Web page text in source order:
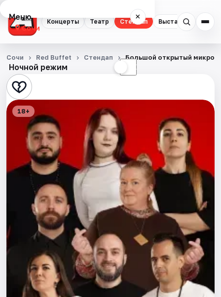
Концерты Театр Стендап Выставки
Меню ×
Сочи
Концерты
Театр
Стендап
Выставки
Квесты
Экскурсии
Спорт
События
Площадки
Артисты
Ночной режим ☾
Сочи Red Buffet Стендап Большой открытый
18+